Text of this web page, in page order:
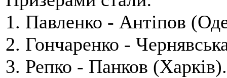
1. Павленко - Антіпов
2. Гончаренко -
3. Репко - Панков (Харків).